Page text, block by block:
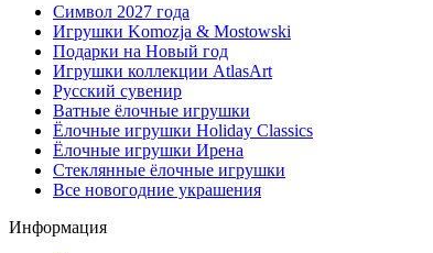
Символ 2027 года
Игрушки Komozja & Mostowski
Подарки на Новый год
Игрушки коллекции AtlasArt
Русский сувенир
Ватные ёлочные игрушки
Ёлочные игрушки Holiday Classics
Ëлочные игрушки Ирена
Стеклянные ёлочные игрушки
Все новогодние украшения
Информация